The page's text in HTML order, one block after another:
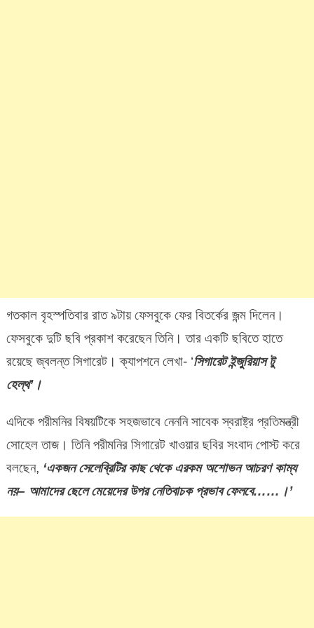
গতকাল বৃহস্পতিবার রাত ৯টায় ফেসবুকে ফের বিতর্কের জন্ম দিলেন।
ফেসবুকে দুটি ছবি প্রকাশ করেছেন তিনি। তার একটি ছবিতে হাতে
রয়েছে জ্বলন্ত সিগারেট। ক্যাপশনে লেখা- ‘সিগারেট ইন্জুরিয়াস টু
হেল্থ’।
এদিকে পরীমনির বিষয়টিকে সহজভাবে নেননি সাবেক স্বরাষ্ট্র প্রতিমন্ত্রী
সোহেল তাজ। তিনি পরীমনির সিগারেট খাওয়ার ছবির সংবাদ পোস্ট করে
বলছেন, ‘একজন সেলেব্রিটির কাছ থেকে এরকম অশোভন আচরণ কাম্য
নয়– আমাদের ছেলে মেয়েদের উপর নেতিবাচক প্রভাব ফেলবে…… ।’